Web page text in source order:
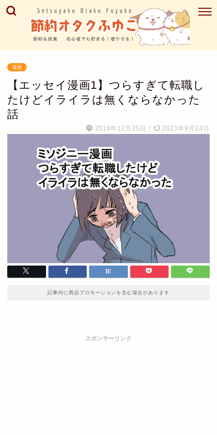
漫画
【エッセイ漫画1】つらすぎて転職し
たけどイライラは無くならなかった
話
2019年12月25日 / 2023年9月24日
記事内に商品プロモーションを含む場合があります
スポンサーリンク